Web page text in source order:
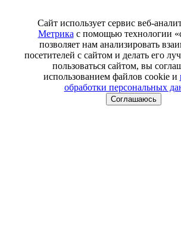
Сайт использует сервис веб-
Метрика с помощью технологии
позволяет нам анализировать
посетителей с сайтом и делать его
пользоваться сайтом, вы
использованием файлов cookie и
обработки персональных
Соглашаюсь